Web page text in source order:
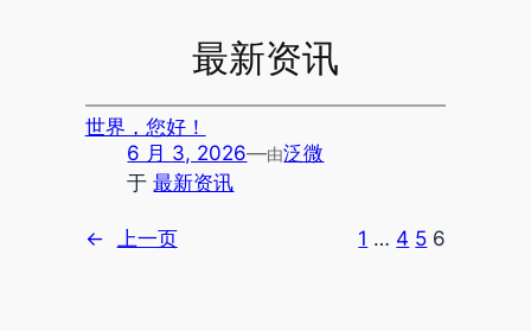
最新资讯
世界，您好！
6 月 3, 2026—由泛微
于最新资讯
← 上一页 1 … 4 5 6